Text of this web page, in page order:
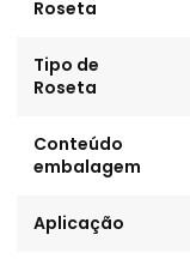
Roseta
Tipo de
Roseta
Conteúdo
embalagem
Aplicação